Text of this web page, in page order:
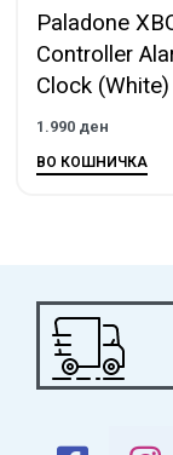
Paladone
Controller
Clock (White)
1.990 ден
ВО КОШНИЧКА